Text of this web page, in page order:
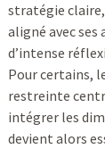
stratégie
aligné avec
d’intense
Pour certains,
restreinte
intégrer les
devient alors